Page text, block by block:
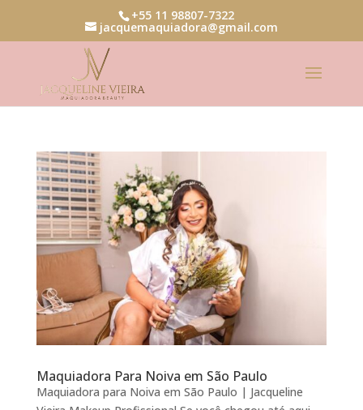
+55 11 98807-7322
jacquemaquiadora@gmail.com
Maquiadora Para Noiva em São Paulo
Maquiadora para Noiva em São Paulo | Jacqueline